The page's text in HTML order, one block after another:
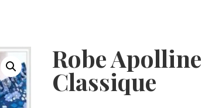
Robe
Classique